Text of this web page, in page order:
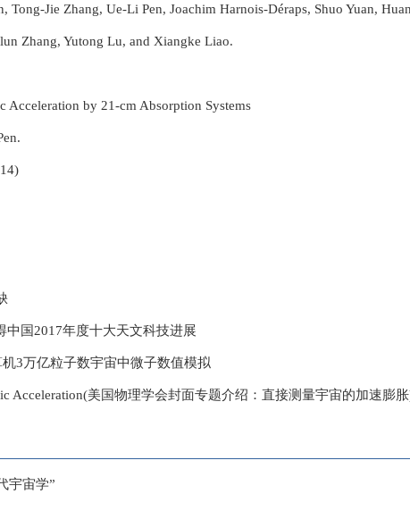
Tong-Jie Zhang, Ue-Li Pen, Joachim Harnois-Déraps, Shuo Yuan,
Zhang, Yutong Lu, and Xiangke Liao.
Acceleration by 21-cm Absorption Systems
中国2017年度十大天文科技进展
3万亿粒子数宇宙中微子数值模拟
Acceleration(美国物理学会封面专题介绍：直接测量宇宙的加速膨
宇宙学”